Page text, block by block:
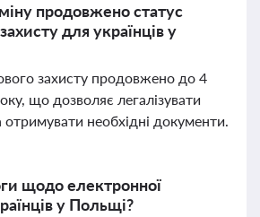
продовжено статус
для українців у
захисту продовжено до 4
що дозволяє легалізувати
отримувати необхідні документи.
щодо електронної
у Польщі?